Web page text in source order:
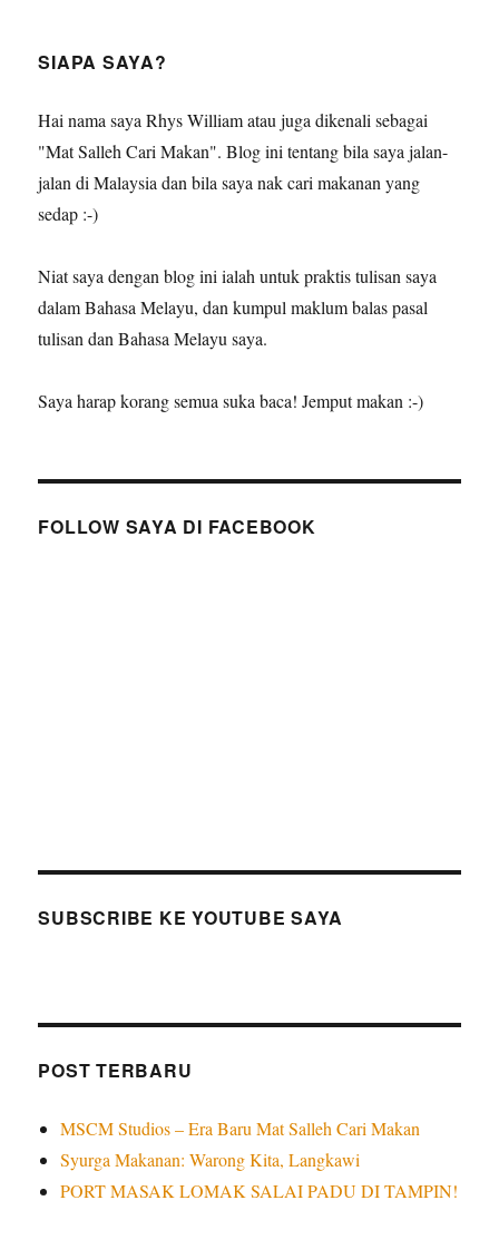
SIAPA SAYA?
Hai nama saya Rhys William atau juga dikenali sebagai
"Mat Salleh Cari Makan". Blog ini tentang bila saya jalan-
jalan di Malaysia dan bila saya nak cari makanan yang
sedap :-)
Niat saya dengan blog ini ialah untuk praktis tulisan saya
dalam Bahasa Melayu, dan kumpul maklum balas pasal
tulisan dan Bahasa Melayu saya.
Saya harap korang semua suka baca! Jemput makan :-)
FOLLOW SAYA DI FACEBOOK
SUBSCRIBE KE YOUTUBE SAYA
POST TERBARU
MSCM Studios – Era Baru Mat Salleh Cari Makan
Syurga Makanan: Warong Kita, Langkawi
PORT MASAK LOMAK SALAI PADU DI TAMPIN!